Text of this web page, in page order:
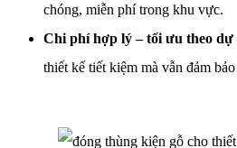
chóng, miễn phí trong khu vực.
Chi phí hợp lý – tối ưu theo dự
thiết kế tiết kiệm mà vẫn đảm